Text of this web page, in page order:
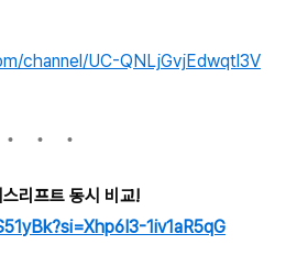
channel/UC-QNLjGvjEdwqtl3V
리프트 동시 비교!
1iv1aR5qG